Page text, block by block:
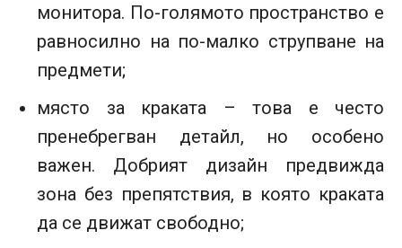
монитора. По-голямото пространство е
равносилно на по-малко струпване на
предмети;
място за краката – това е често
пренебрегван детайл, но особено
важен. Добрият дизайн предвижда
зона без препятствия, в която краката
да се движат свободно;